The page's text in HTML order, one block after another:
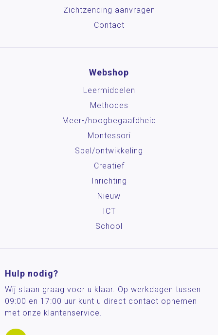
Zichtzending aanvragen
Contact
Webshop
Leermiddelen
Methodes
Meer-/hoog­begaafdheid
Montessori
Spel/ontwikkeling
Creatief
Inrichting
Nieuw
ICT
School
Hulp nodig?
Wij staan graag voor u klaar. Op werkdagen tussen
09:00 en 17:00 uur kunt u direct contact opnemen
met onze klantenservice.